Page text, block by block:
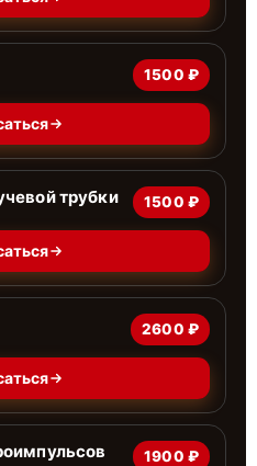
1500 ₽
трубки 1500 ₽
2600 ₽
1900 ₽